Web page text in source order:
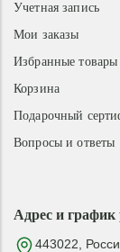
Адрес и
443022,
Учетная запись
Мои заказы
Избранные товары
Корзина
Подарочный
Вопросы и ответы